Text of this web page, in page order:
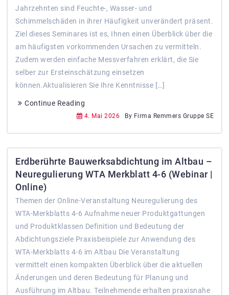
Jahrzehnten sind Feuchte-, Wasser- und
Schimmelschäden in ihrer Häufigkeit unverändert präsent.
Ziel dieses Seminares ist es, Ihnen einen Überblick über die
am häufigsten vorkommenden Ursachen zu vermitteln.
Zudem werden einfache Messverfahren erklärt, die Sie
selber zur Ersteinschätzung einsetzen
können.Aktualisieren Sie Ihre Kenntnisse […]
Continue Reading
4. Mai 2026 By Firma Remmers Gruppe SE
Erdberührte Bauwerksabdichtung im Altbau –
Neuregulierung WTA Merkblatt 4-6 (Webinar |
Online)
Themen der Online‑Veranstaltung Neuregulierung des
WTA‑Merkblatts 4‑6 Aufnahme neuer Produktgattungen
und Produktklassen Definition und Bedeutung der
Abdichtungsziele Praxisbeispiele zur Anwendung des
WTA‑Merkblatts 4‑6 im Altbau Die Veranstaltung
vermittelt einen kompakten Überblick über die aktuellen
Änderungen und deren Bedeutung für Planung und
Ausführung im Altbau. Teilnehmende erhalten praxisnahe